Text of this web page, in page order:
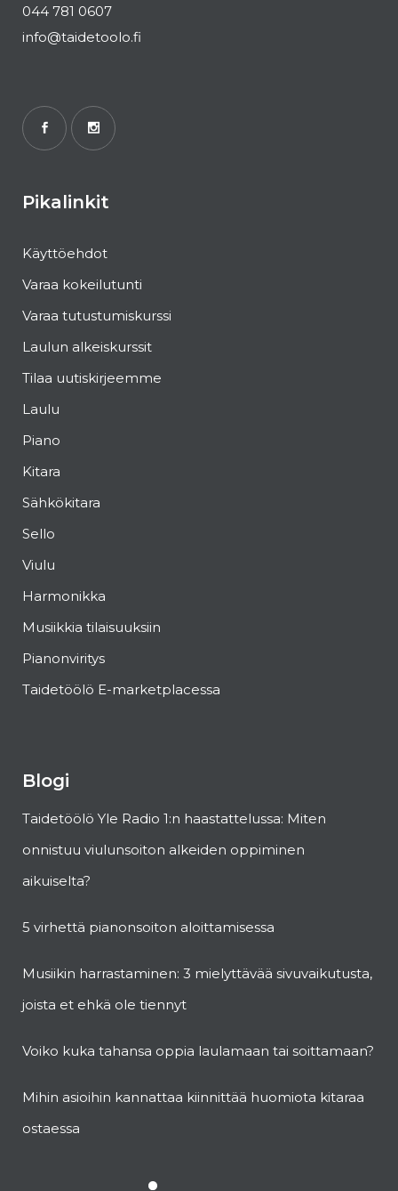
044 781 0607
info@taidetoolo.fi
Pikalinkit
Käyttöehdot
Varaa kokeilutunti
Varaa tutustumiskurssi
Laulun alkeiskurssit
Tilaa uutiskirjeemme
Laulu
Piano
Kitara
Sähkökitara
Sello
Viulu
Harmonikka
Musiikkia tilaisuuksiin
Pianonviritys
Taidetöölö E-marketplacessa
Blogi
Taidetöölö Yle Radio 1:n haastattelussa: Miten
onnistuu viulunsoiton alkeiden oppiminen
aikuiselta?
5 virhettä pianonsoiton aloittamisessa
Musiikin harrastaminen: 3 mielyttävää sivuvaikutusta,
joista et ehkä ole tiennyt
Voiko kuka tahansa oppia laulamaan tai soittamaan?
Mihin asioihin kannattaa kiinnittää huomiota kitaraa
ostaessa